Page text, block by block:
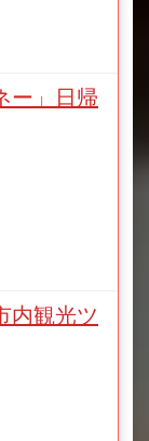
ー」日帰
内観光ツ